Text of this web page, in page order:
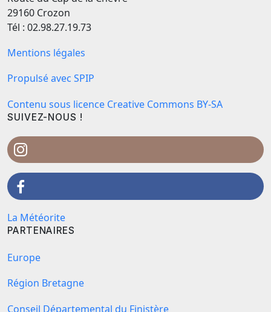
29160 Crozon
Tél : 02.98.27.19.73
Mentions légales
Propulsé avec SPIP
Contenu sous licence Creative Commons BY-SA
SUIVEZ-NOUS !
La Météorite
PARTENAIRES
Europe
Région Bretagne
Conseil Départemental du Finistère